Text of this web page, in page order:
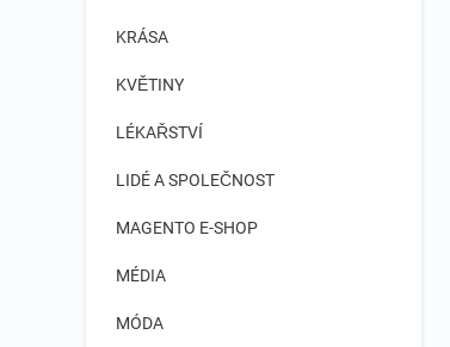
KRÁSA
KVĚTINY
LÉKAŘSTVÍ
LIDÉ A SPOLEČNOST
MAGENTO E-SHOP
MÉDIA
MÓDA